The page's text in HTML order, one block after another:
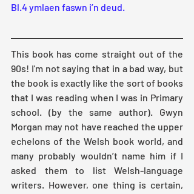
Bl.4 ymlaen faswn i’n deud.
This book has come straight out of the
90s! I'm not saying that in a bad way, but
the book is exactly like the sort of books
that I was reading when I was in Primary
school. (by the same author). Gwyn
Morgan may not have reached the upper
echelons of the Welsh book world, and
many probably wouldn’t name him if I
asked them to list Welsh-language
writers. However, one thing is certain,